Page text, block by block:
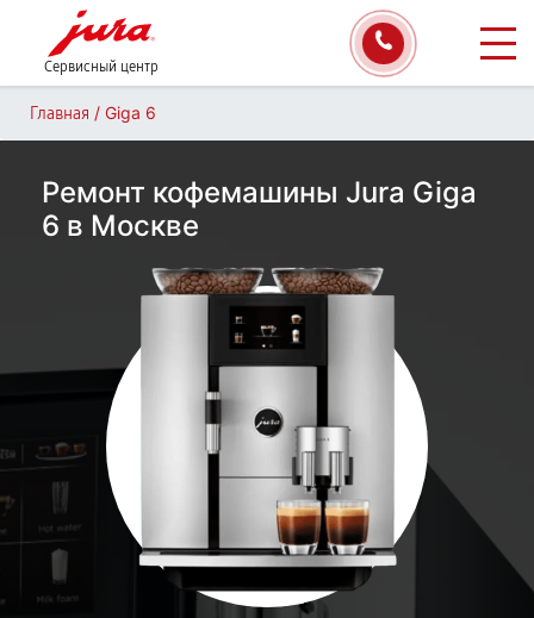
Сервисный центр
Главная / Giga 6
Ремонт кофемашины Jura Giga
6 в Москве